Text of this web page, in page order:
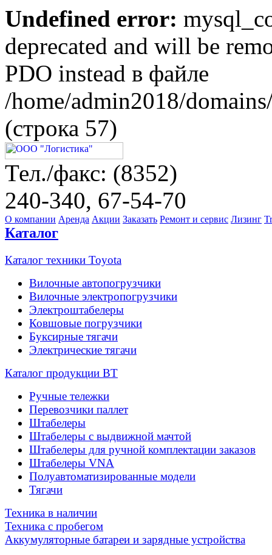
Undefined error:
deprecated and will be
PDO instead в файле
/home/admin2018/
(строка 57)
Тел./факс: (8352)
240-340, 67-54-70
О компании Аренда Акции Заказать Ремонт и сервис Лизинг
Каталог
Каталог техники Toyota
Вилочные автопогрузчики
Вилочные электропогрузчики
Электроштабелеры
Ковшовые погрузчики
Буксирные тягачи
Электрические тягачи
Каталог продукции BT
Ручные тележки
Перевозчики паллет
Штабелеры
Штабелеры с выдвижной мачтой
Штабелеры для ручной комплектации заказов
Штабелеры VNA
Полуавтоматизированные модели
Тягачи
Техника в наличии
Техника с пробегом
Аккумуляторные батареи и зарядные устройства